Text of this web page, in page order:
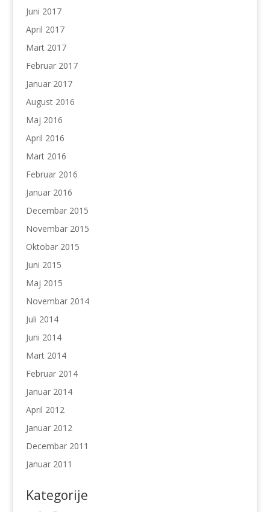
Juni 2017
April 2017
Mart 2017
Februar 2017
Januar 2017
August 2016
Maj 2016
April 2016
Mart 2016
Februar 2016
Januar 2016
Decembar 2015
Novembar 2015
Oktobar 2015
Juni 2015
Maj 2015
Novembar 2014
Juli 2014
Juni 2014
Mart 2014
Februar 2014
Januar 2014
April 2012
Januar 2012
Decembar 2011
Januar 2011
Kategorije